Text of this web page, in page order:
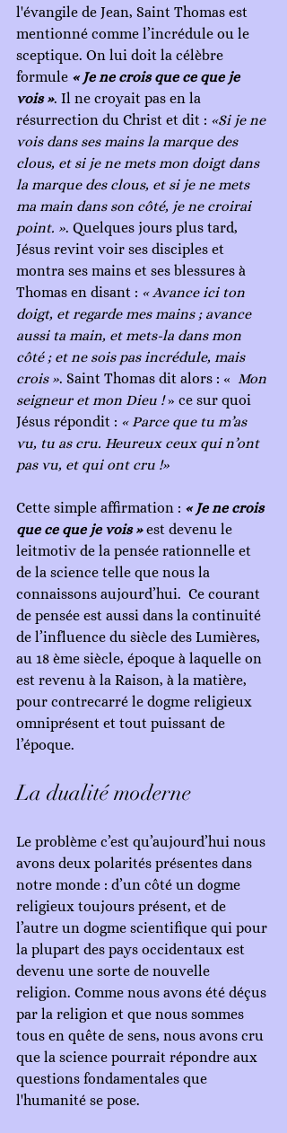
l'évangile de Jean, Saint Thomas est
mentionné comme l’incrédule ou le
sceptique. On lui doit la célèbre
formule « Je ne crois que ce que je
vois ». Il ne croyait pas en la
résurrection du Christ et dit : «Si je ne
vois dans ses mains la marque des
clous, et si je ne mets mon doigt dans
la marque des clous, et si je ne mets
ma main dans son côté, je ne croirai
point. ». Quelques jours plus tard,
Jésus revint voir ses disciples et
montra ses mains et ses blessures à
Thomas en disant : « Avance ici ton
doigt, et regarde mes mains ; avance
aussi ta main, et mets-la dans mon
côté ; et ne sois pas incrédule, mais
crois ». Saint Thomas dit alors : « Mon
seigneur et mon Dieu ! » ce sur quoi
Jésus répondit : « Parce que tu m’as
vu, tu as cru. Heureux ceux qui n’ont
pas vu, et qui ont cru !»
Cette simple affirmation : « Je ne crois
que ce que je vois » est devenu le
leitmotiv de la pensée rationnelle et
de la science telle que nous la
connaissons aujourd’hui.  Ce courant
de pensée est aussi dans la continuité
de l’influence du siècle des Lumières,
au 18 ème siècle, époque à laquelle on
est revenu à la Raison, à la matière,
pour contrecarré le dogme religieux
omniprésent et tout puissant de
l’époque.
La dualité moderne
Le problème c’est qu’aujourd’hui nous
avons deux polarités présentes dans
notre monde : d’un côté un dogme
religieux toujours présent, et de
l’autre un dogme scientifique qui pour
la plupart des pays occidentaux est
devenu une sorte de nouvelle
religion. Comme nous avons été déçus
par la religion et que nous sommes
tous en quête de sens, nous avons cru
que la science pourrait répondre aux
questions fondamentales que
l'humanité se pose.